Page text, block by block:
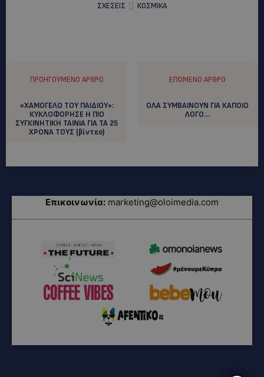
ΣΧΕΣΕΙΣ
ΚΟΣΜΙΚΑ
ΠΡΟΗΓΟΎΜΕΝΟ ΆΡΘΡΟ
«ΧΑΜΟΓΕΛΟ ΤΟΥ ΠΑΙΔΙOY»:
ΚΥΚΛΟΦΟΡΗΣΕ Η ΠΙΟ
ΣΥΓΚΙΝΗΤΙΚΗ ΤΑΙΝΙΑ ΓΙΑ ΤΑ 25
ΧΡΟΝΑ ΤΟΥΣ (βίντεο)
ΕΠΌΜΕΝΟ ΆΡΘΡΟ
ΟΛΑ ΣΥΜΒΑΙΝΟΥΝ ΓΙΑ ΚΑΠΟΙΟ
ΛΟΓΟ…
Επικοινωνία: marketing@oloimedia.com